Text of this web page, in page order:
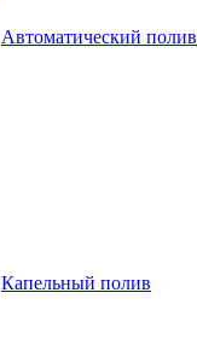
Автоматический полив
Капельный полив